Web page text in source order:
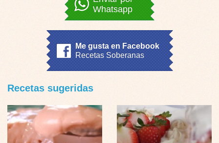
Whatsapp
Me gusta en Facebook
Recetas Soberanas
Recetas sugeridas